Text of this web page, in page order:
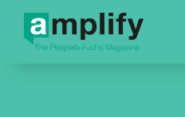
Skip
content